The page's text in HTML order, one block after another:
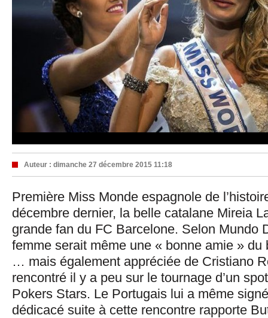
Auteur : dimanche 27 décembre 2015 11:18
Première Miss Monde espagnole de
décembre dernier, la belle catalane Mireia
grande fan du FC Barcelone. Selon Mundo
femme serait même une « bonne amie » du
… mais également appréciée de Cristiano
rencontré il y a peu sur le tournage d’un
Pokers Stars. Le Portugais lui a même
dédicacé suite à cette rencontre rapporte